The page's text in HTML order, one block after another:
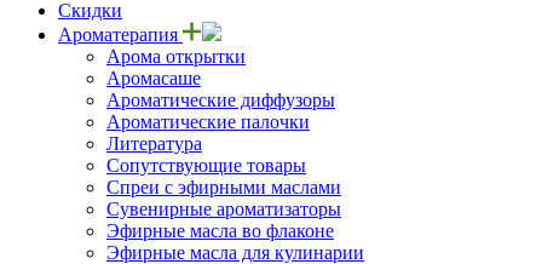
Скидки
Ароматерапия
Арома открытки
Аромасаше
Ароматические диффузоры
Ароматические палочки
Литература
Сопутствующие товары
Спреи с эфирными маслами
Сувенирные ароматизаторы
Эфирные масла во флаконе
Эфирные масла для кулинарии